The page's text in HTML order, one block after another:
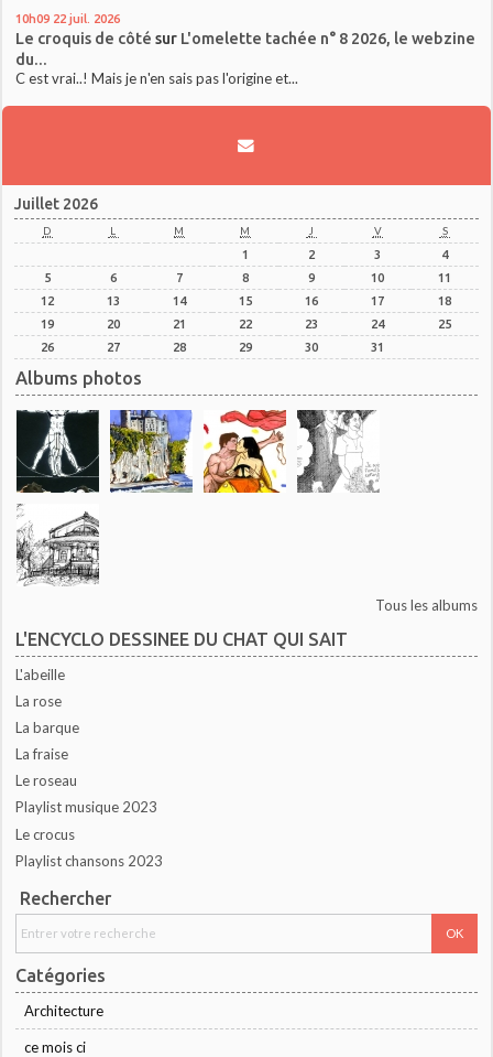
10h09 22 juil. 2026
Le croquis de côté sur L'omelette tachée n° 8 2026, le webzine
du...
C est vrai..! Mais je n'en sais pas l'origine et...
Juillet 2026
D L M M J V S
1 2 3
4
5
6 7 8 9 10
11
12
13 14 15 16 17
18
19
20 21 22 23 24
25
26
27 28 29 30 31
Albums photos
Tous les albums
L'ENCYCLO DESSINEE DU CHAT QUI SAIT
L'abeille
La rose
La barque
La fraise
Le roseau
Playlist musique 2023
Le crocus
Playlist chansons 2023
Rechercher
Catégories
Architecture
ce mois ci